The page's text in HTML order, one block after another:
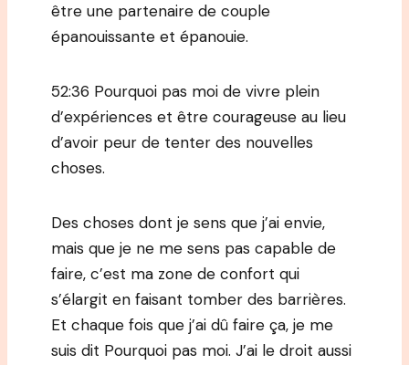
être une partenaire de couple
épanouissante et épanouie.
52:36 Pourquoi pas moi de vivre plein
d’expériences et être courageuse au lieu
d’avoir peur de tenter des nouvelles
choses.
Des choses dont je sens que j’ai envie,
mais que je ne me sens pas capable de
faire, c’est ma zone de confort qui
s’élargit en faisant tomber des barrières.
Et chaque fois que j’ai dû faire ça, je me
suis dit Pourquoi pas moi. J’ai le droit aussi